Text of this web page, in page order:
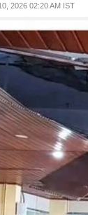
2026 02:20 AM IST